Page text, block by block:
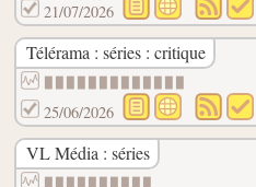
21/07/2026
Télérama : séries : critique
25/06/2026
VL Média : séries